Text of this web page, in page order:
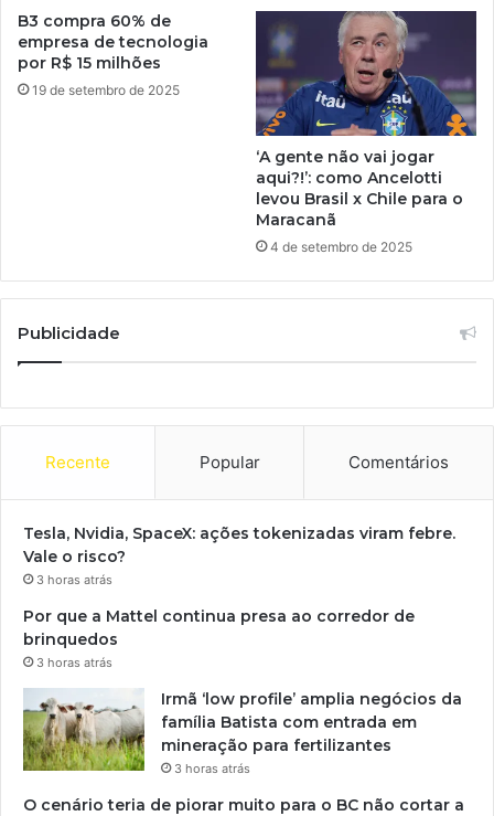
B3 compra 60% de
empresa de tecnologia
por R$ 15 milhões
19 de setembro de 2025
‘A gente não vai jogar
aqui?!’: como Ancelotti
levou Brasil x Chile para o
Maracanã
4 de setembro de 2025
Publicidade
Recente Popular Comentários
Tesla, Nvidia, SpaceX: ações tokenizadas viram febre.
Vale o risco?
3 horas atrás
Por que a Mattel continua presa ao corredor de
brinquedos
3 horas atrás
Irmã ‘low profile’ amplia negócios da
família Batista com entrada em
mineração para fertilizantes
3 horas atrás
O cenário teria de piorar muito para o BC não cortar a